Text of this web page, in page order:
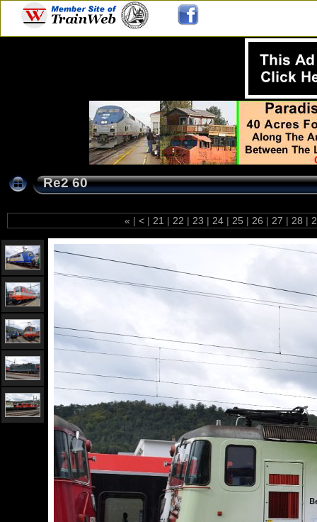
Re2 60
« | < | 21 | 22 | 23 | 24 | 25 | 26 | 27 | 28 |